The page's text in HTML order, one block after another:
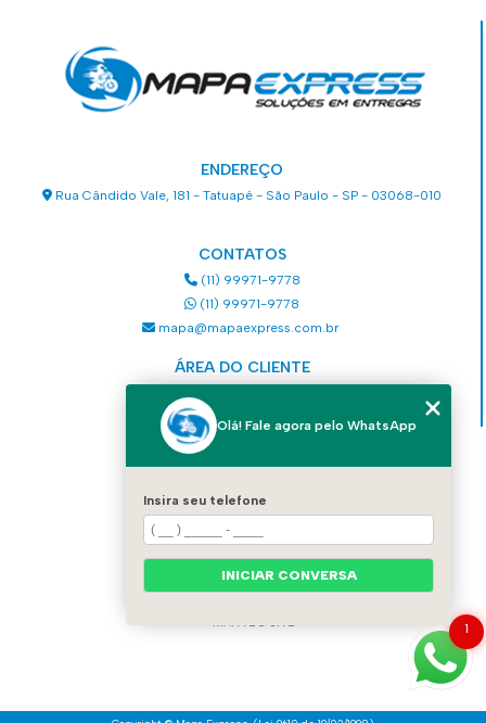
ENDEREÇO
Rua Cândido Vale, 181 - Tatuapé - São Paulo - SP - 03068-010
CONTATOS
(11) 99971-9778
(11) 99971-9778
mapa@mapaexpress.com.br
ÁREA DO CLIENTE
QUEM SOMOS
CONTATO
MAPA DO SITE
1
Olá! Fale agora pelo WhatsApp
Insira seu telefone
INICIAR CONVERSA